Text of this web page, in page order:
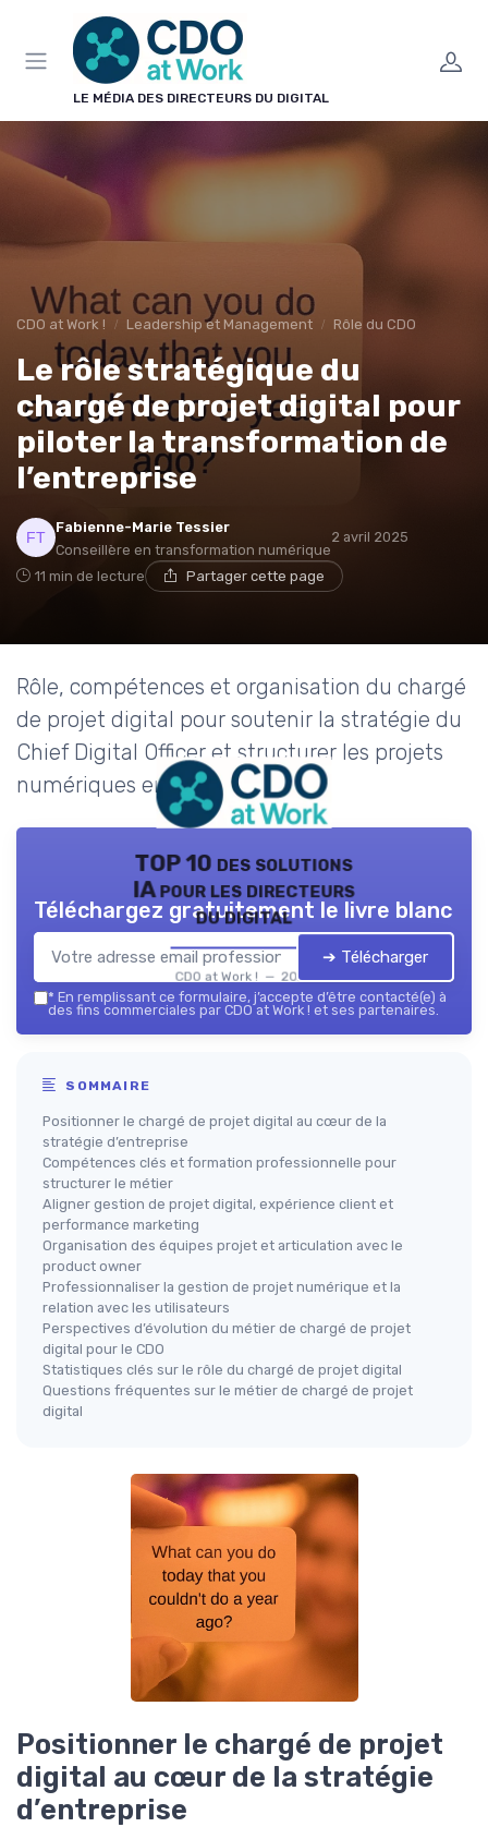
LE MÉDIA DES DIRECTEURS DU DIGITAL
CDO at Work ! Leadership et Management Rôle du CDO
Le rôle stratégique du
chargé de projet digital pour
piloter la transformation de
l’entreprise
Fabienne-Marie Tessier
Conseillère en transformation numérique
2 avril 2025
11 min de lecture Partager cette page
Rôle, compétences et organisation du chargé
de projet digital pour soutenir la stratégie du
Chief Digital Officer et structurer les projets
numériques en entreprise.
TOP 10 des solutions
IA pour les directeurs
du digital
CDO at Work ! — 2026
Téléchargez gratuitement le livre blanc
➔ Télécharger
* En remplissant ce formulaire, j’accepte d’être contacté(e) à
des fins commerciales par CDO at Work ! et ses partenaires.
SOMMAIRE
Positionner le chargé de projet digital au cœur de la
stratégie d’entreprise
Compétences clés et formation professionnelle pour
structurer le métier
Aligner gestion de projet digital, expérience client et
performance marketing
Organisation des équipes projet et articulation avec le
product owner
Professionnaliser la gestion de projet numérique et la
relation avec les utilisateurs
Perspectives d’évolution du métier de chargé de projet
digital pour le CDO
Statistiques clés sur le rôle du chargé de projet digital
Questions fréquentes sur le métier de chargé de projet
digital
Positionner le chargé de projet
digital au cœur de la stratégie
d’entreprise
Panneau de gestion des cookies